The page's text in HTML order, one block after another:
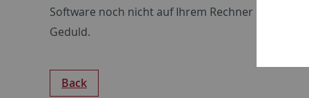
Software noch nicht auf Ihrem Rechner
Geduld.
Back